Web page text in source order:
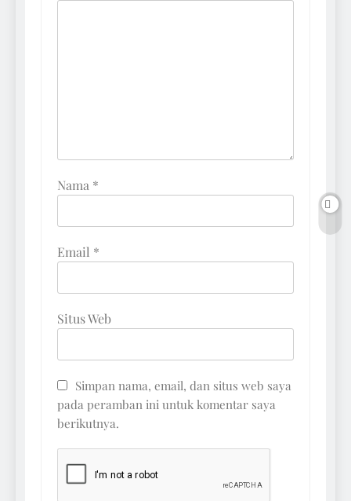
Nama *
Email *
Situs Web
Simpan nama, email, dan situs web saya
pada peramban ini untuk komentar saya
berikutnya.